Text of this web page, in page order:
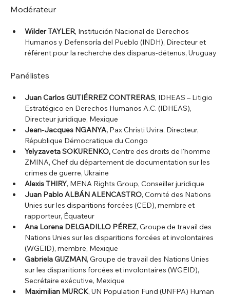
Modérateur
Wilder TAYLER, Institución Nacional de Derechos
Humanos y Defensoría del Pueblo (INDH), Directeur et
référent pour la recherche des disparus-détenus, Uruguay
Panélistes
Juan Carlos GUTIÉRREZ CONTRERAS, IDHEAS – Litigio
Estratégico en Derechos Humanos A.C. (IDHEAS),
Directeur juridique, Mexique
Jean-Jacques NGANYA, Pax Christi Uvira, Directeur,
République Démocratique du Congo
Yelyzaveta SOKURENKO, Centre des droits de l'homme
ZMINA, Chef du département de documentation sur les
crimes de guerre, Ukraine
Alexis THIRY, MENA Rights Group, Conseiller juridique
Juan Pablo ALBÁN ALENCASTRO, Comité des Nations
Unies sur les disparitions forcées (CED), membre et
rapporteur, Équateur
Ana Lorena DELGADILLO PÉREZ, Groupe de travail des
Nations Unies sur les disparitions forcées et involontaires
(WGEID), membre, Mexique
Gabriela GUZMAN, Groupe de travail des Nations Unies
sur les disparitions forcées et involontaires (WGEID),
Secrétaire exécutive, Mexique
Maximilian MURCK, UN Population Fund (UNFPA) Human